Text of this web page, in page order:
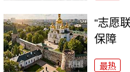
“志愿
保障
最热